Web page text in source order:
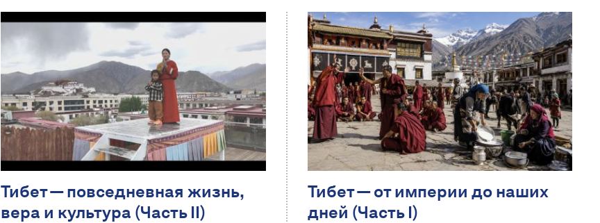
Тибет — повседневная жизнь,
вера и культура (Часть II)
Тибет — от империи до наших
дней (Часть I)